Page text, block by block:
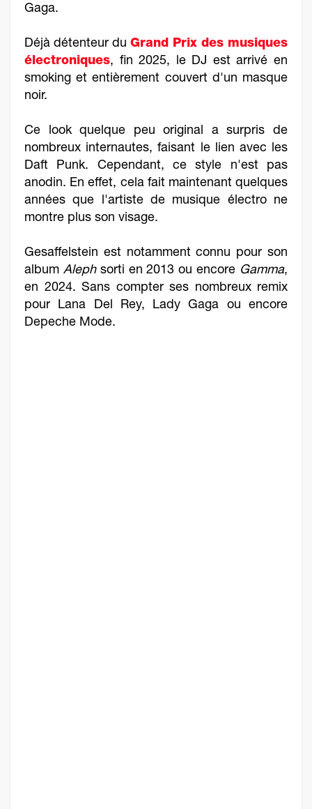
Gaga.
Déjà détenteur du Grand Prix des musiques
électroniques, fin 2025, le DJ est arrivé en
smoking et entièrement couvert d'un masque
noir.
Ce look quelque peu original a surpris de
nombreux internautes, faisant le lien avec les
Daft Punk. Cependant, ce style n'est pas
anodin. En effet, cela fait maintenant quelques
années que l'artiste de musique électro ne
montre plus son visage.
Gesaffelstein est notamment connu pour son
album Aleph sorti en 2013 ou encore Gamma,
en 2024. Sans compter ses nombreux remix
pour Lana Del Rey, Lady Gaga ou encore
Depeche Mode.